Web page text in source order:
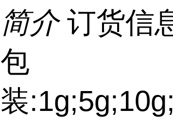
简介 订货信
包
装